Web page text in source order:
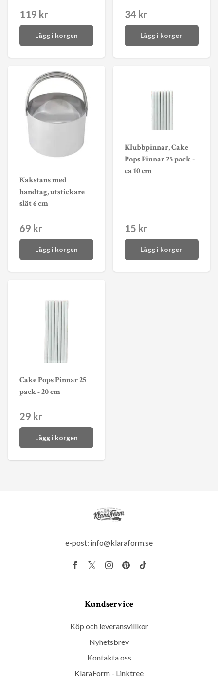
119 kr
Lägg i korgen
34 kr
Lägg i korgen
Kakstans med
handtag, utstickare
slät 6 cm
69 kr
Lägg i korgen
Klubbpinnar, Cake
Pops Pinnar 25 pack -
ca 10 cm
15 kr
Lägg i korgen
Cake Pops Pinnar 25
pack - 20 cm
29 kr
Lägg i korgen
e-post: info@klaraform.se
Kundservice
Köp och leveransvillkor
Nyhetsbrev
Kontakta oss
KlaraForm - Linktree